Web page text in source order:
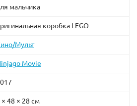
мальчика
коробка LEGO
Мульт
Movie
× 48 × 28 см